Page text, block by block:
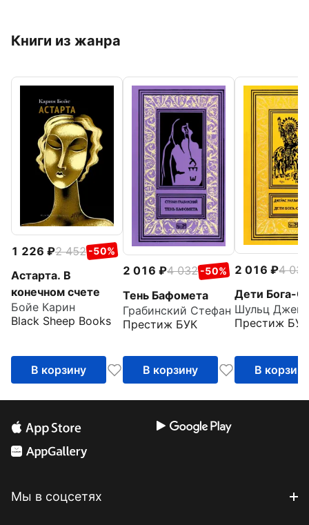
Книги из жанра
1 226 2 452 -50%
Астарта. В
конечном счете
Бойе Карин
Black Sheep Books
В корзину
2 016 4 032 -50%
Тень Бафомета
Грабинский Стефан
Престиж БУК
В корзину
2 016
4 032
Дети Бога-
Престиж БУК
В корзину
Мы в соцсетях